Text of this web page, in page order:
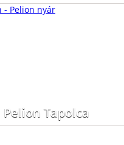
Tapolca